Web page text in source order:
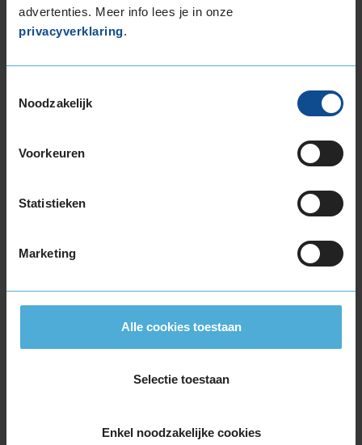
advertenties. Meer info lees je in onze
privacyverklaring.
Noodzakelijk
Voorkeuren
Statistieken
Marketing
Alle cookies toestaan
Selectie toestaan
Enkel noodzakelijke cookies
255/35R19 96Y EXTRALOAD
255/35R19 96Y EXTRALOAD
265/35R19 98Y EXTRALOAD
265/35R19 98Y EXTRALOAD
275/35R19 100Y EXTRALOAD
275/35R19 100Y EXTRALOAD
285/35R19 103Y EXTRALOAD